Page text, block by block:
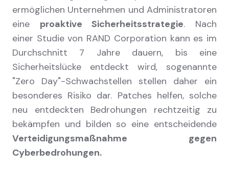
ermöglichen Unternehmen und Administratoren
eine proaktive Sicherheitsstrategie. Nach
einer Studie von RAND Corporation kann es im
Durchschnitt 7 Jahre dauern, bis eine
Sicherheitslücke entdeckt wird, sogenannte
"Zero Day"-Schwachstellen stellen daher ein
besonderes Risiko dar. Patches helfen, solche
neu entdeckten Bedrohungen rechtzeitig zu
bekämpfen und bilden so eine entscheidende
Verteidigungsmaßnahme gegen
Cyberbedrohungen.